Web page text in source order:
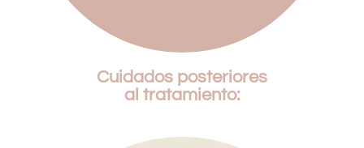
Cuidados posteriores
al tratamiento: